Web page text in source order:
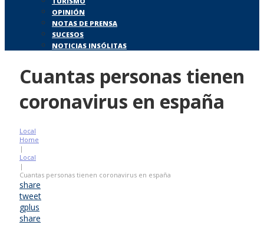
OPINIÓN
NOTAS DE PRENSA
SUCESOS
NOTICIAS INSÓLITAS
Cuantas personas tienen
coronavirus en españa
Local
Home
|
Local
|
Cuantas personas tienen coronavirus en españa
share
tweet
gplus
share